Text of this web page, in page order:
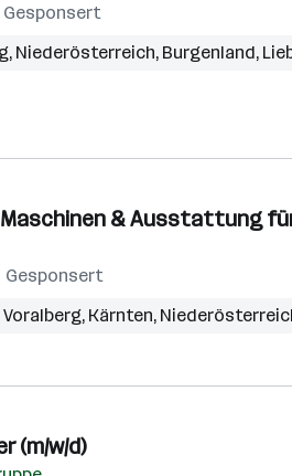
Gesponsert
, Niederösterreich, Burgenland,
Maschinen & Ausstattung
Gesponsert
Voralberg, Kärnten,
(m/w/d)